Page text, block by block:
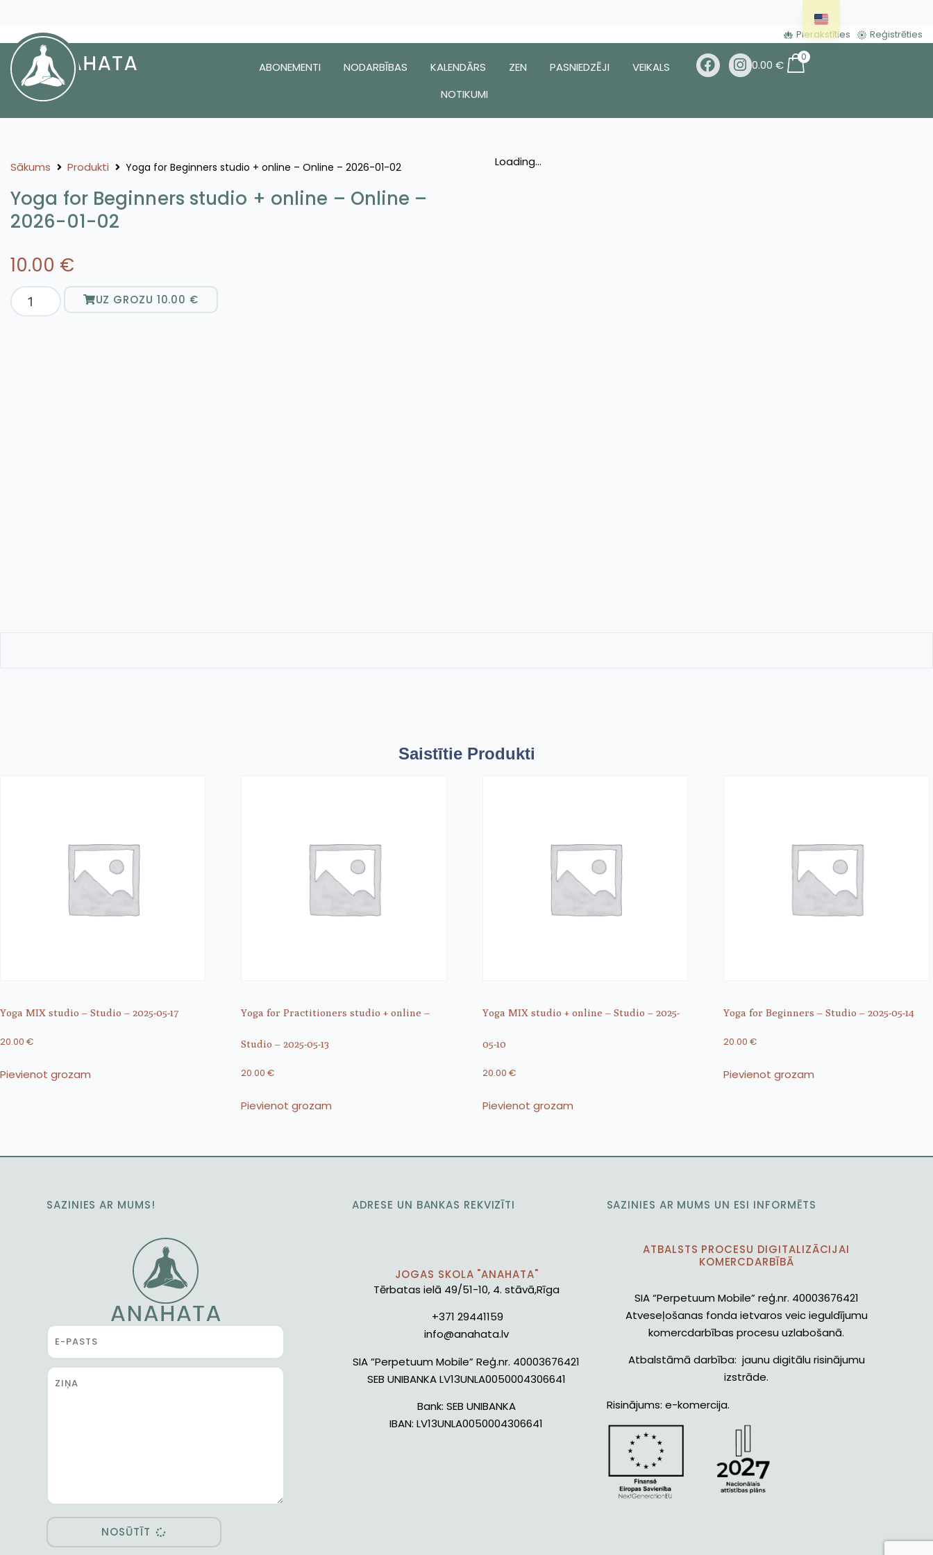
Pierakstīties Reģistrēties
ABONEMENTI NODARBĪBAS KALENDĀRS ZEN PASNIEDZĒJI
VEIKALS
NOTIKUMI
0.00€
0
Sākums Produkti Yoga for Beginners studio + online – Online – 2026-01-02
Yoga for Beginners studio + online – Online –
2026-01-02
10.00 €
UZ GROZU 10.00 €
Loading...
Saistītie Produkti
Yoga MIX studio – Studio – 2025-05-17
20.00 €
Pievienot grozam
Yoga for Practitioners studio + online –
Studio – 2025-05-13
20.00€
Pievienot grozam
Yoga MIX studio + online – Studio – 2025-
05-10
20.00 €
Pievienot grozam
Yoga for Beginners – Studio – 2025-05-14
20.00€
Pievienot grozam
SAZINIES AR MUMS!
NOSŪTĪT
ADRESE UN BANKAS REKVIZĪTI
JOGAS SKOLA "ANAHATA"
Tērbatas ielā 49/51-10, 4. stāvā,Rīga
+371 29441159
info@anahata.lv
SIA ”Perpetuum Mobile” Reģ.nr. 40003676421
SEB UNIBANKA LV13UNLA0050004306641
Bank: SEB UNIBANKA
IBAN: LV13UNLA0050004306641
SAZINIES AR MUMS UN ESI INFORMĒTS
ATBALSTS PROCESU DIGITALIZĀCIJAI
KOMERCDARBĪBĀ
SIA “Perpetuum Mobile” reģ.nr. 40003676421
Atveseļošanas fonda ietvaros veic ieguldījumu
komercdarbības procesu uzlabošanā.
Atbalstāmā darbība: jaunu digitālu risinājumu
izstrāde.
Risinājums: e-komercija.